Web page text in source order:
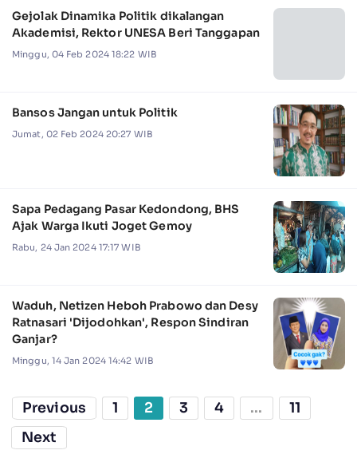
Gejolak Dinamika Politik dikalangan
Akademisi, Rektor UNESA Beri Tanggapan
Minggu, 04 Feb 2024 18:22 WIB
Bansos Jangan untuk Politik
Jumat, 02 Feb 2024 20:27 WIB
Sapa Pedagang Pasar Kedondong, BHS
Ajak Warga Ikuti Joget Gemoy
Rabu, 24 Jan 2024 17:17 WIB
Waduh, Netizen Heboh Prabowo dan Desy
Ratnasari 'Dijodohkan', Respon Sindiran
Ganjar?
Minggu, 14 Jan 2024 14:42 WIB
Previous 1 2 3 4 ...
11
Next